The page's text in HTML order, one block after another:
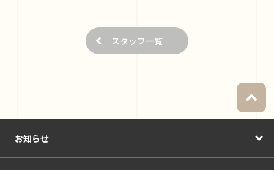
スタッフ一覧
お知らせ